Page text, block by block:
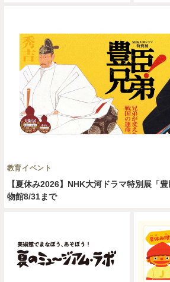
【夏休み2026】NHK大河ドラマ特別展「
物館8/31まで
教育イベント